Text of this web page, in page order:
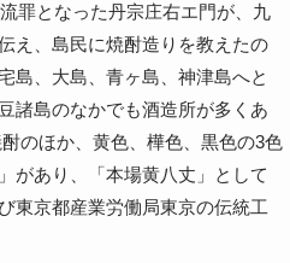
罪となった丹宗庄右エ門が、九
え、島民に焼酎造りを教えたの
島、大島、青ヶ島、神津島へと
諸島のなかでも酒造所が多くあ
のほか、黄色、樺色、黒色の3色
があり、「本場黄八丈」として
東京都産業労働局東京の伝統工